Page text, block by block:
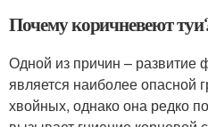
Почему коричневеют
Одной из причин – развитие
является наиболее опасной
хвойных, однако она редко